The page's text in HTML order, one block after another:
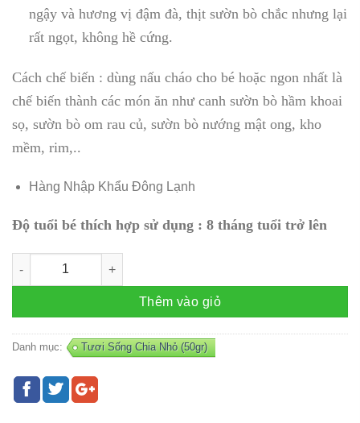
ngậy và hương vị đậm đà, thịt sườn bò chắc nhưng lại
rất ngọt, không hề cứng.
Cách chế biến : dùng nấu cháo cho bé hoặc ngon nhất là
chế biến thành các món ăn như canh sườn bò hầm khoai
sọ, sườn bò om rau củ, sườn bò nướng mật ong, kho
mềm, rim,..
Hàng Nhập Khẩu Đông Lạnh
Độ tuổi bé thích hợp sử dụng : 8 tháng tuổi trở lên
Sườn non bò Mỹ (100gr) số lượng
Thêm vào giỏ
Danh mục: Tươi Sống Chia Nhỏ (50gr)